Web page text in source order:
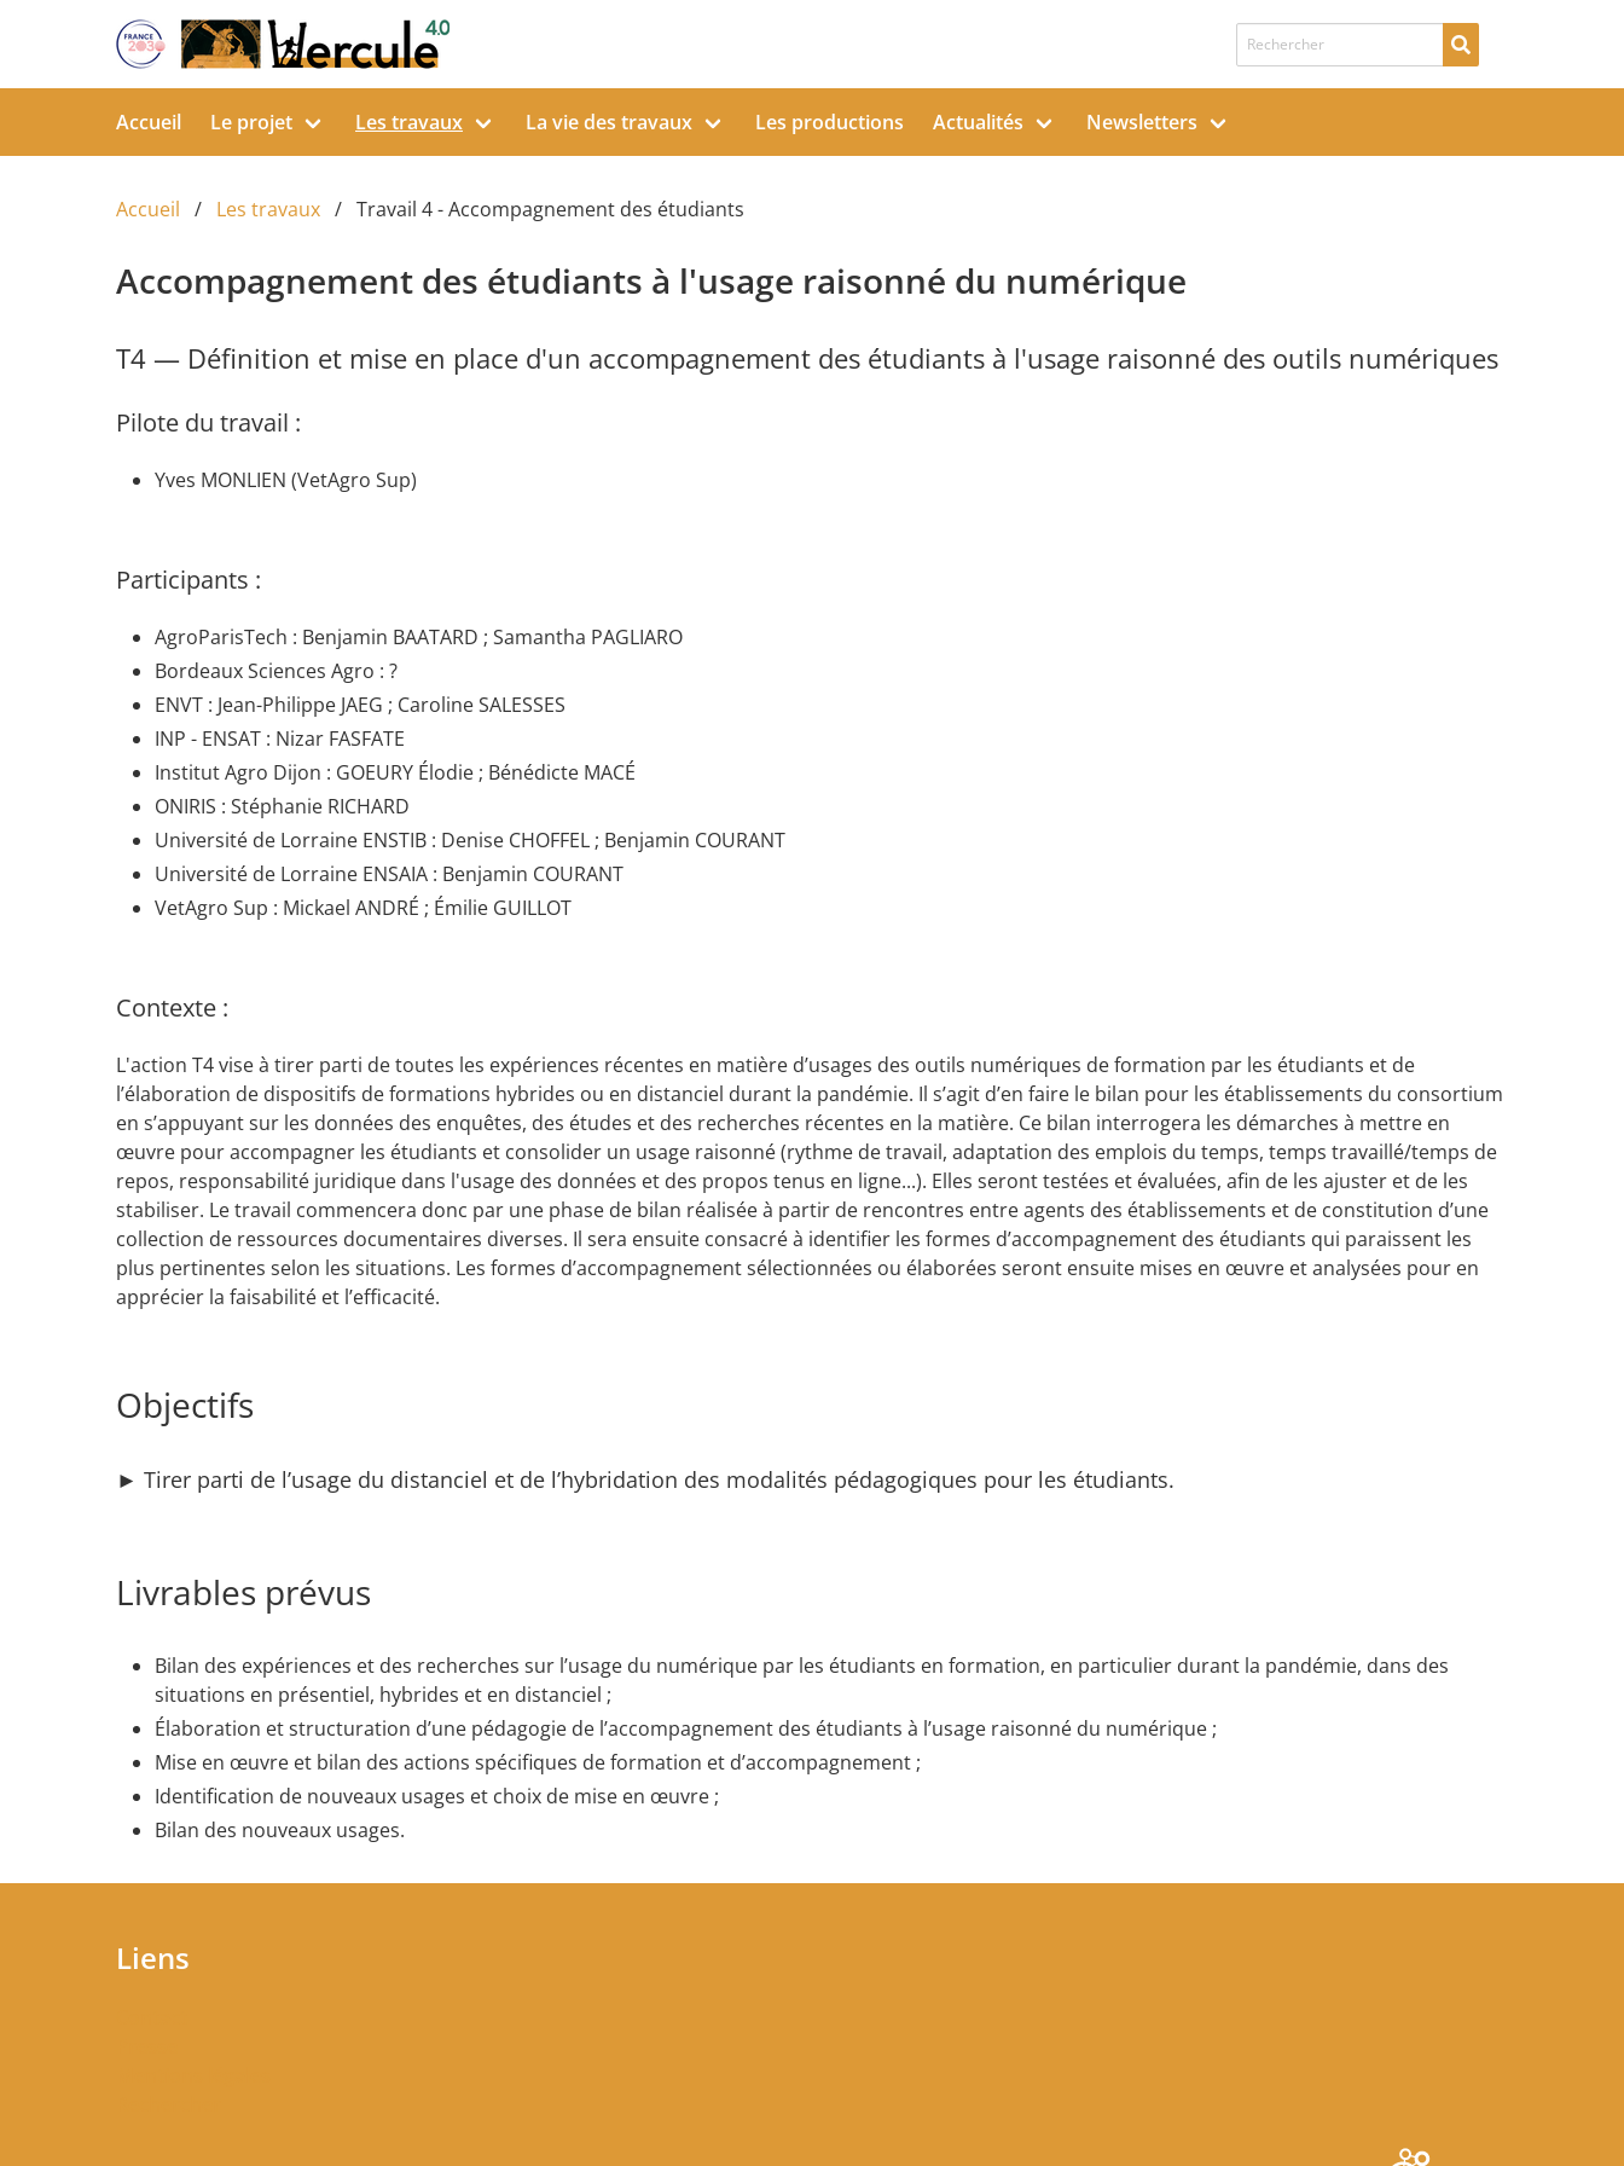
Aller au contenu principal
Recherche de
Accueil Le projet Les travaux La vie des travaux Les productions Actualités Newsletters
Accueil Les travaux Travail 4 - Accompagnement des étudiants
Accompagnement des étudiants à l'usage raisonné du numérique
T4 — Définition et mise en place d'un accompagnement des étudiants à l'usage raisonné des outils numériques
Pilote du travail :
Yves MONLIEN (VetAgro Sup)
Participants :
AgroParisTech : Benjamin BAATARD ; Samantha PAGLIARO
Bordeaux Sciences Agro : ?
ENVT : Jean-Philippe JAEG ; Caroline SALESSES
INP - ENSAT : Nizar FASFATE
Institut Agro Dijon : GOEURY Élodie ; Bénédicte MACÉ
ONIRIS : Stéphanie RICHARD
Université de Lorraine ENSTIB : Denise CHOFFEL ; Benjamin COURANT
Université de Lorraine ENSAIA : Benjamin COURANT
VetAgro Sup : Mickael ANDRÉ ; Émilie GUILLOT
Contexte :
L'action T4 vise à tirer parti de toutes les expériences récentes en matière d’usages des outils numériques de formation par les étudiants et de
l’élaboration de dispositifs de formations hybrides ou en distanciel durant la pandémie. Il s’agit d’en faire le bilan pour les établissements du consortium
en s’appuyant sur les données des enquêtes, des études et des recherches récentes en la matière. Ce bilan interrogera les démarches à mettre en
œuvre pour accompagner les étudiants et consolider un usage raisonné (rythme de travail, adaptation des emplois du temps, temps travaillé/temps de
repos, responsabilité juridique dans l'usage des données et des propos tenus en ligne...). Elles seront testées et évaluées, afin de les ajuster et de les
stabiliser. Le travail commencera donc par une phase de bilan réalisée à partir de rencontres entre agents des établissements et de constitution d’une
collection de ressources documentaires diverses. Il sera ensuite consacré à identifier les formes d’accompagnement des étudiants qui paraissent les
plus pertinentes selon les situations. Les formes d’accompagnement sélectionnées ou élaborées seront ensuite mises en œuvre et analysées pour en
apprécier la faisabilité et l’efficacité.
Objectifs
► Tirer parti de l’usage du distanciel et de l’hybridation des modalités pédagogiques pour les étudiants.
Livrables prévus
Bilan des expériences et des recherches sur l’usage du numérique par les étudiants en formation, en particulier durant la pandémie, dans des
situations en présentiel, hybrides et en distanciel ;
Élaboration et structuration d’une pédagogie de l’accompagnement des étudiants à l’usage raisonné du numérique ;
Mise en œuvre et bilan des actions spécifiques de formation et d’accompagnement ;
Identification de nouveaux usages et choix de mise en œuvre ;
Bilan des nouveaux usages.
Liens